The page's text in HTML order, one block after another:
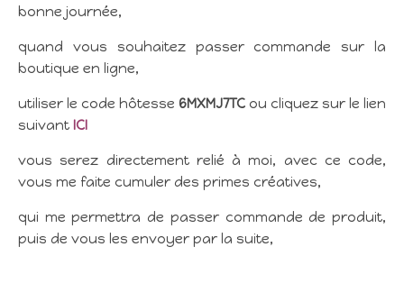
bonne journée,
quand vous souhaitez passer commande sur la
boutique en ligne,
utiliser le code hôtesse 6MXMJ7TC ou cliquez sur le lien
suivant ICI
vous serez directement relié à moi, avec ce code,
vous me faite cumuler des primes créatives,
qui me permettra de passer commande de produit,
puis de vous les envoyer par la suite,